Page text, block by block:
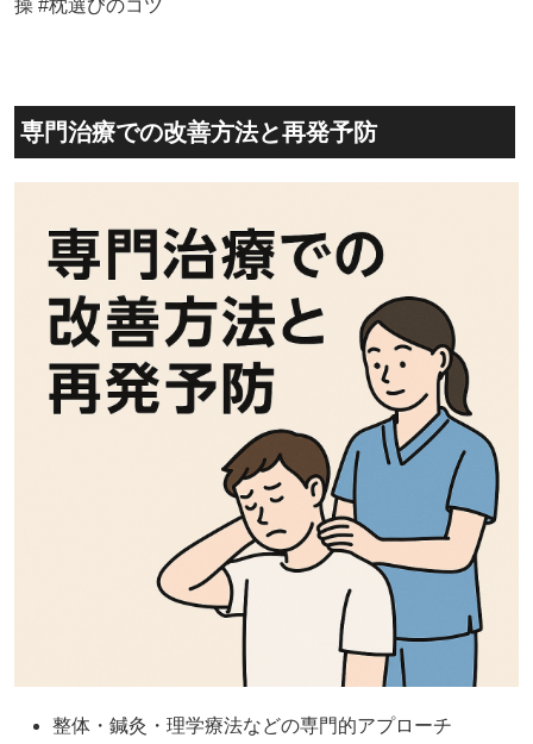
操 #枕選びのコツ
専門治療での改善方法と再発予防
整体・鍼灸・理学療法などの専門的アプローチ